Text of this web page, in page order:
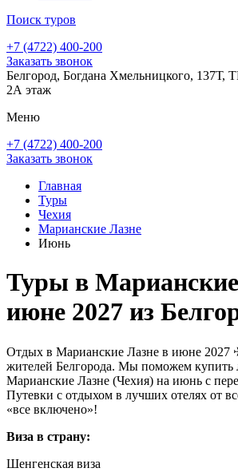
Поиск туров
+7 (4722) 400-200
Заказать звонок
Белгород, Богдана Хмельницкого, 137Т,
2А этаж
Меню
+7 (4722) 400-200
Заказать звонок
Главная
Туры
Чехия
Марианские Лазне
Июнь
Туры в
июне 2027 из
Отдых в Марианские Лазне в июне 2027
жителей Белгорода. Мы поможем купить
Марианские Лазне (Чехия) на июнь с
Путевки с отдыхом в лучших отелях от
«все включено»!
Виза в страну:
Шенгенская виза